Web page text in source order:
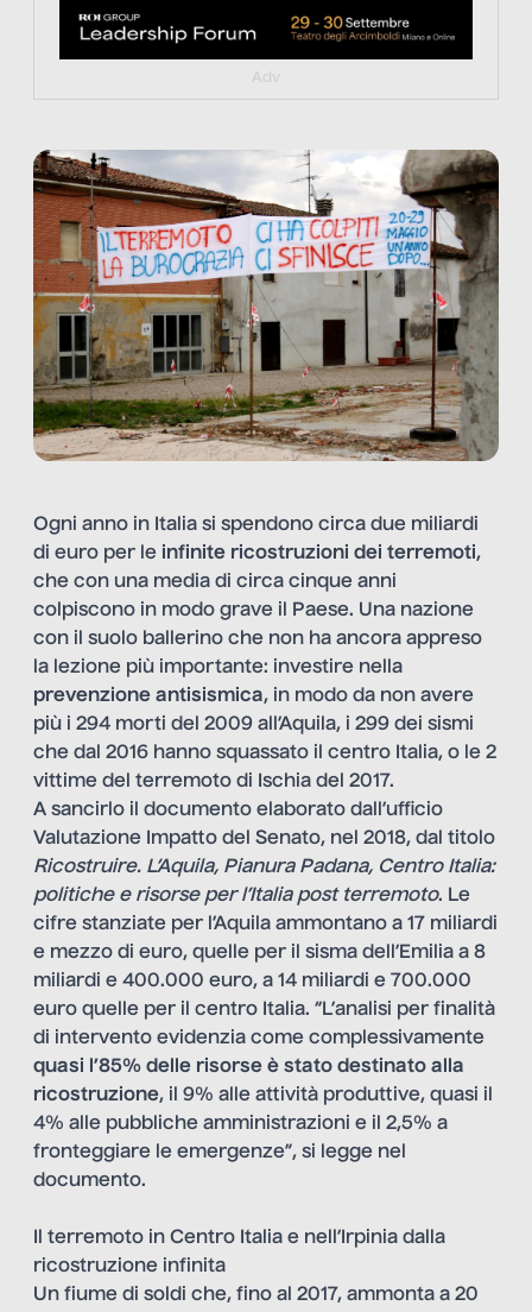
Adv
Ogni anno in Italia si spendono circa due miliardi
di euro per le infinite ricostruzioni dei terremoti,
che con una media di circa cinque anni
colpiscono in modo grave il Paese. Una nazione
con il suolo ballerino che non ha ancora appreso
la lezione più importante: investire nella
prevenzione antisismica, in modo da non avere
più i 294 morti del 2009 all’Aquila, i 299 dei sismi
che dal 2016 hanno squassato il centro Italia, o le 2
vittime del terremoto di Ischia del 2017.
A sancirlo il documento elaborato dall’ufficio
Valutazione Impatto del Senato, nel 2018, dal titolo
Ricostruire. L’Aquila, Pianura Padana, Centro Italia:
politiche e risorse per l’Italia post terremoto. Le
cifre stanziate per l’Aquila ammontano a 17 miliardi
e mezzo di euro, quelle per il sisma dell’Emilia a 8
miliardi e 400.000 euro, a 14 miliardi e 700.000
euro quelle per il centro Italia. “L’analisi per finalità
di intervento evidenzia come complessivamente
quasi l’85% delle risorse è stato destinato alla
ricostruzione, il 9% alle attività produttive, quasi il
4% alle pubbliche amministrazioni e il 2,5% a
fronteggiare le emergenze”, si legge nel
documento.
Il terremoto in Centro Italia e nell’Irpinia dalla
ricostruzione infinita
Un fiume di soldi che, fino al 2017, ammonta a 20